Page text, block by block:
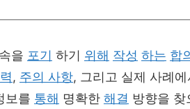
을 포기 하기 위해 작성 하는 합
, 주의 사항, 그리고 실제 사례
보를 통해 명확한 해결 방향을